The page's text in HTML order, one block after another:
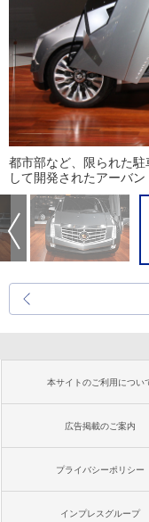
都市部など、限られた
して開発されたアーバ
本サイトのご利用につい
広告掲載のご案内
プライバシーポリシー
インプレスグループ